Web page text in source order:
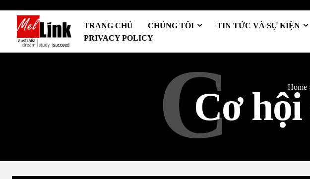
TRANG CHỦ CHÚNG TÔI TIN TỨC VÀ SỰ KIỆN
PRIVACY POLICY
Home
Cơ
C